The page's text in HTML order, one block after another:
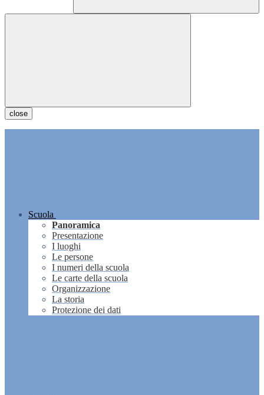
close
Scuola
Panoramica
Presentazione
I luoghi
Le persone
I numeri della scuola
Le carte della scuola
Organizzazione
La storia
Protezione dei dati